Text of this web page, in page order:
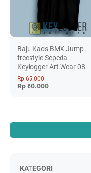
Baju Kaos BMX Jump
freestyle Sepeda
Keylogger Art Wear 08
Rp 65.000
Rp 60.000
KATEGORI